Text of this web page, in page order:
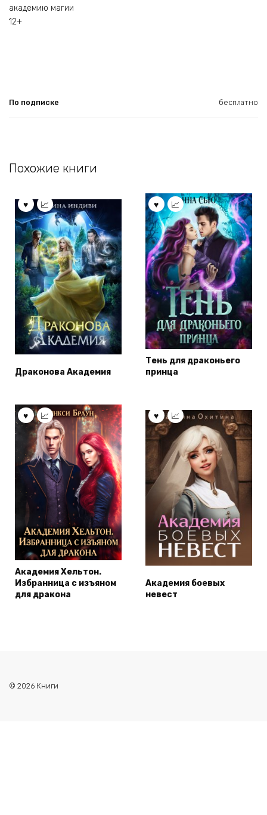
академию магии
12+
По подписке бесплатно
Похожие книги
Драконова Академия
Тень для драконьего
принца
Академия Хельтон.
Избранница с изъяном
для дракона
Академия боевых
невест
© 2026 Книги